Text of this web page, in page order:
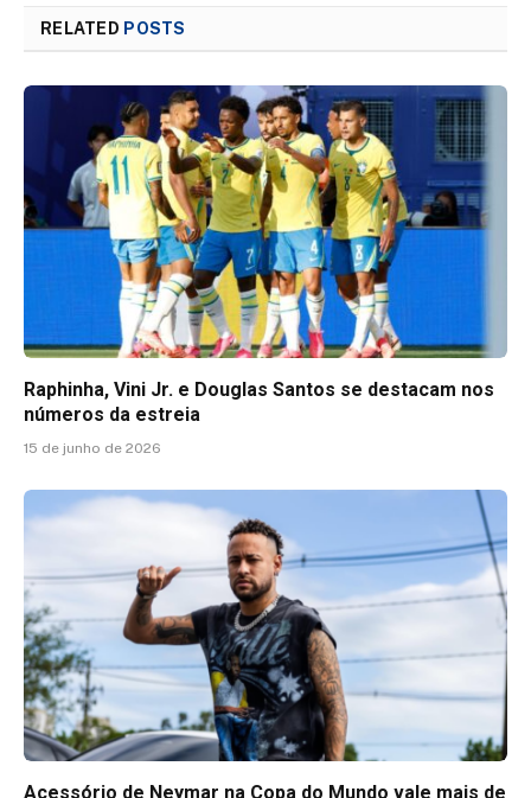
RELATED POSTS
Raphinha, Vini Jr. e Douglas Santos se destacam nos
números da estreia
15 de junho de 2026
Acessório de Neymar na Copa do Mundo vale mais de